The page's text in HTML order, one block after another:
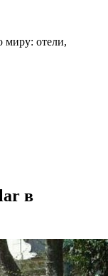
миру: отели,
в